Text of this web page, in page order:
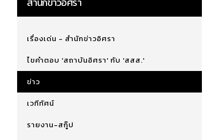
เรื่องเด่น - สำนักข่าวอิศรา
ไขคำตอบ 'สถาบันอิศรา' กับ 'สสส.'
ข่าว
เวทีทัศน์
รายงาน-สกู๊ป